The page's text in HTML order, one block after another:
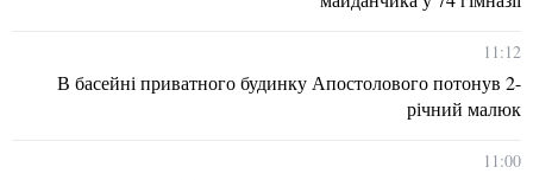
11:12
В басейні приватного будинку Апостолового потонув 2-
річний малюк
11:00